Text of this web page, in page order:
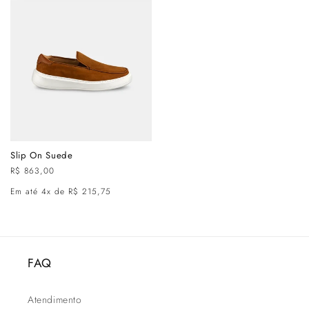
Slip On Suede
Preço
R$ 863,00
Em até 4x de R$ 215,75
FAQ
Atendimento